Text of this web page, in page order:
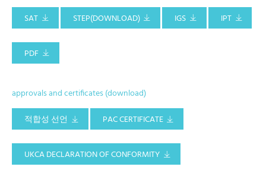
SAT
STEP(DOWNLOAD) IGS IPT
PDF
approvals and certificates (download)
적합성 선언
PAC CERTIFICATE
UKCA DECLARATION OF CONFORMITY